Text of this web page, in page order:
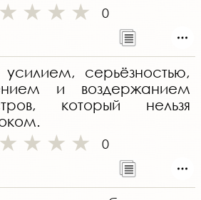
0
серьёзностью,
и воздержанием
который нельзя
0